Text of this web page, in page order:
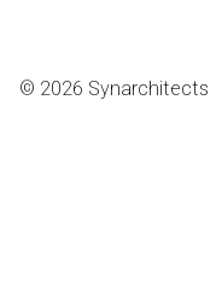
© 2026 Synarchitects